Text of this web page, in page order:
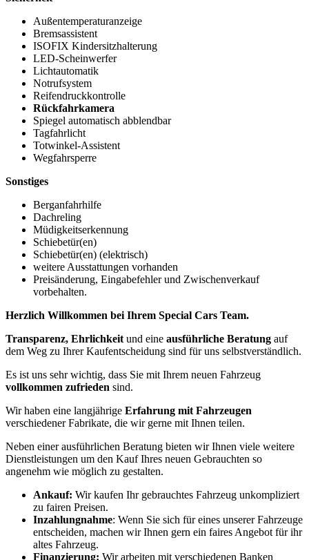
Außentemperaturanzeige
Bremsassistent
ISOFIX Kindersitzhalterung
LED-Scheinwerfer
Lichtautomatik
Notrufsystem
Reifendruckkontrolle
Rückfahrkamera
Spiegel automatisch abblendbar
Tagfahrlicht
Totwinkel-Assistent
Wegfahrsperre
Sonstiges
Berganfahrhilfe
Dachreling
Müdigkeitserkennung
Schiebetür(en)
Schiebetür(en) (elektrisch)
weitere Ausstattungen vorhanden
Preisänderung, Eingabefehler und Zwischenverkauf
vorbehalten.
Herzlich Willkommen bei Ihrem Special Cars Team.
Transparenz, Ehrlichkeit und eine ausführliche Beratung auf
dem Weg zu Ihrer Kaufentscheidung sind für uns selbstverständlich.
Es ist uns sehr wichtig, dass Sie mit Ihrem neuen Fahrzeug
vollkommen zufrieden sind.
Wir haben eine langjährige Erfahrung mit Fahrzeugen
verschiedener Fabrikate, die wir gerne mit Ihnen teilen.
Neben einer ausführlichen Beratung bieten wir Ihnen viele weitere
Dienstleistungen um den Kauf Ihres neuen Gebrauchten so
angenehm wie möglich zu gestalten.
Ankauf: Wir kaufen Ihr gebrauchtes Fahrzeug unkompliziert
zu fairen Preisen.
Inzahlungnahme: Wenn Sie sich für eines unserer Fahrzeuge
entscheiden, machen wir Ihnen gern ein faires Angebot für ihr
altes Fahrzeug.
Finanzierung: Wir arbeiten mit verschiedenen Banken